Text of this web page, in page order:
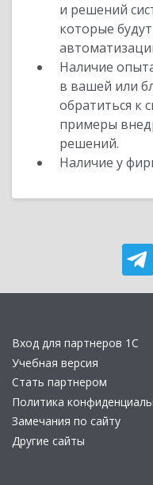
и решений
которые
Наличие
в вашей или
обратиться к
примеры
решений.
Наличие у
Вход для партнеров 1С
Учебная версия
Стать партнером
Политика
Замечания по сайту
Другие сайты